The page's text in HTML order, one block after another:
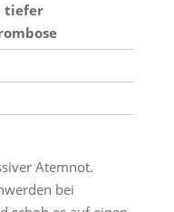
tiefer
Atemnot.
bei